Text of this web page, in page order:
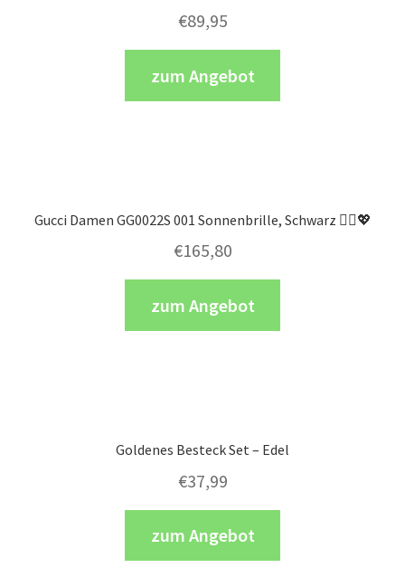
€89,95
zum Angebot
Gucci Damen GG0022S 001 Sonnenbrille, Schwarz 💁‍♀️💖
€165,80
zum Angebot
Goldenes Besteck Set – Edel
€37,99
zum Angebot